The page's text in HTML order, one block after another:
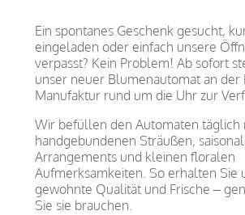
Ein spontanes Geschenk gesucht,
eingeladen oder einfach unsere
verpasst? Kein Problem! Ab sofort
unser neuer Blumenautomat an der
Manufaktur rund um die Uhr zur
Wir befüllen den Automaten
handgebundenen Sträußen,
Arrangements und kleinen floralen
Aufmerksamkeiten. So erhalten Sie
gewohnte Qualität und Frische –
Sie sie brauchen.